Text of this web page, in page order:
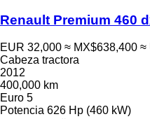
Renault Premium 460
EUR 32,000 ≈ MX$638,400 ≈
Cabeza tractora
2012
400,000 km
Euro 5
Potencia 626 Hp (460 kW)